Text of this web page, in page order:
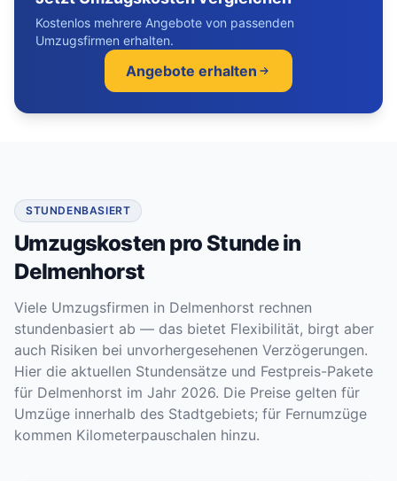
Kostenlos mehrere Angebote von passenden
Umzugsfirmen erhalten.
Angebote erhalten
STUNDENBASIERT
Umzugskosten pro Stunde in
Delmenhorst
Viele Umzugsfirmen in Delmenhorst rechnen
stundenbasiert ab — das bietet Flexibilität, birgt aber
auch Risiken bei unvorhergesehenen Verzögerungen.
Hier die aktuellen Stundensätze und Festpreis-Pakete
für Delmenhorst im Jahr 2026. Die Preise gelten für
Umzüge innerhalb des Stadtgebiets; für Fernumzüge
kommen Kilometerpauschalen hinzu.